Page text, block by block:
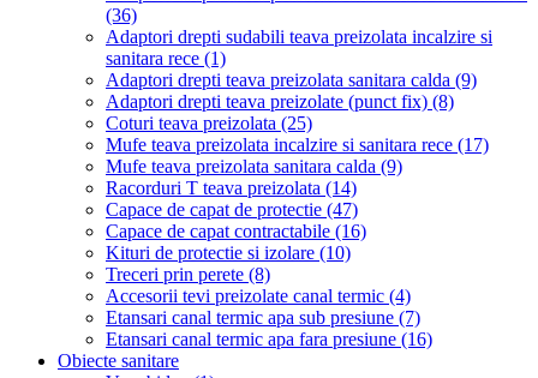
(36)
Adaptori drepti sudabili teava preizolata incalzire si
sanitara rece (1)
Adaptori drepti teava preizolata sanitara calda (9)
Adaptori drepti teava preizolate (punct fix) (8)
Coturi teava preizolata (25)
Mufe teava preizolata incalzire si sanitara rece (17)
Mufe teava preizolata sanitara calda (9)
Racorduri T teava preizolata (14)
Capace de capat de protectie (47)
Capace de capat contractabile (16)
Kituri de protectie si izolare (10)
Treceri prin perete (8)
Accesorii tevi preizolate canal termic (4)
Etansari canal termic apa sub presiune (7)
Etansari canal termic apa fara presiune (16)
Obiecte sanitare